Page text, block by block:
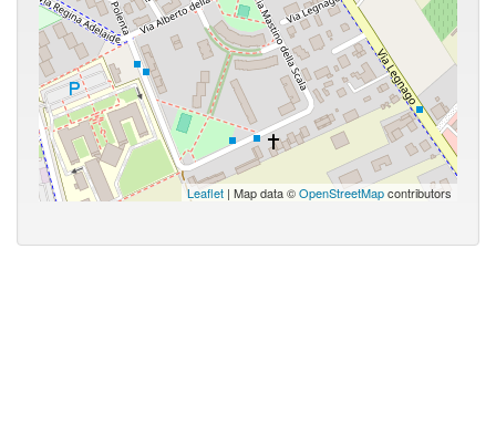
Leaflet | Map data ©OpenStreetMapcontributors